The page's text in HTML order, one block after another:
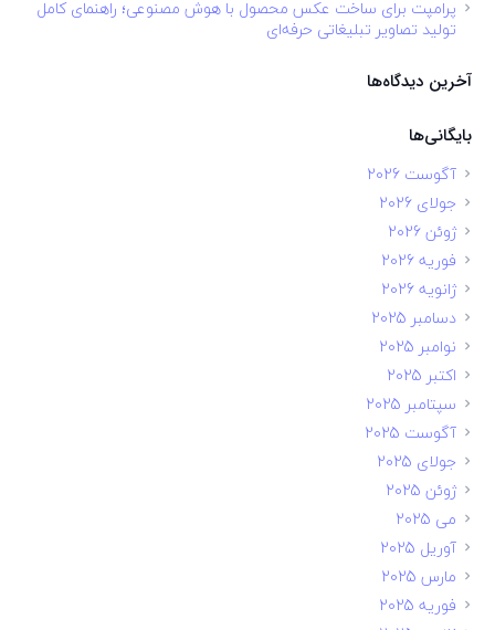
پرامپت برای ساخت عکس محصول با هوش مصنوعی؛ راهنمای کامل
تولید تصاویر تبلیغاتی حرفه‌ای
آخرین دیدگاه‌ها
بایگانی‌ها
آگوست 2026
جولای 2026
ژوئن 2026
فوریه 2026
ژانویه 2026
دسامبر 2025
نوامبر 2025
اکتبر 2025
سپتامبر 2025
آگوست 2025
جولای 2025
ژوئن 2025
می 2025
آوریل 2025
مارس 2025
فوریه 2025